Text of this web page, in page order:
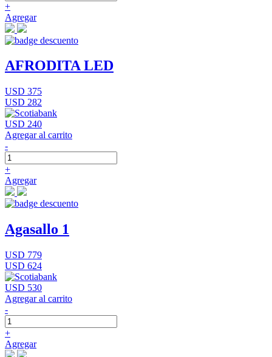
+
Agregar
AFRODITA LED
USD 375
USD 282
USD 240
Agregar al carrito
-
+
Agregar
Agasallo 1
USD 779
USD 624
USD 530
Agregar al carrito
-
+
Agregar